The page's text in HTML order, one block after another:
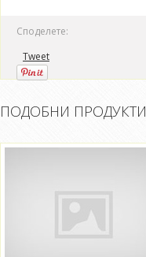
Споделете:
Tweet
ПОДОБНИ ПРОДУКТИ